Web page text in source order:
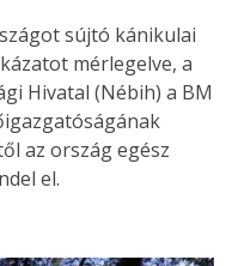
sújtó kánikulai
mérlegelve, a
Hivatal (Nébih) a BM
az ország egész
el.